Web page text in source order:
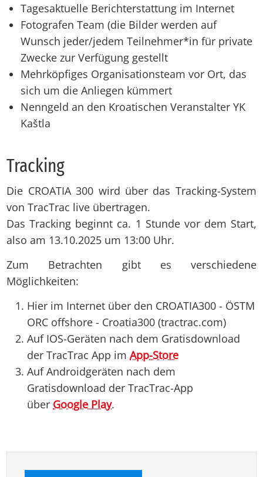
Tagesaktuelle Berichterstattung im Internet
Fotografen Team (die Bilder werden auf
Wunsch jeder/jedem Teilnehmer*in für private
Zwecke zur Verfügung gestellt
Mehrköpfiges Organisationsteam vor Ort, das
sich um die Anliegen kümmert
Nenngeld an den Kroatischen Veranstalter YK
Kaštla
Tracking
Die CROATIA 300 wird über das Tracking-System
von TracTrac live übertragen.
Das Tracking beginnt ca. 1 Stunde vor dem Start,
also am 13.10.2025 um 13:00 Uhr.
Zum Betrachten gibt es verschiedene
Möglichkeiten:
Hier im Internet über den CROATIA300 - ÖSTM
ORC offshore - Croatia300 (tractrac.com)
Auf IOS-Geräten nach dem Gratisdownload
der TracTrac App imApp-Store
Auf Androidgeräten nach dem
Gratisdownload der TracTrac-App
über Google Play.